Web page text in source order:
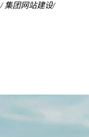
/ 集团网站建设/